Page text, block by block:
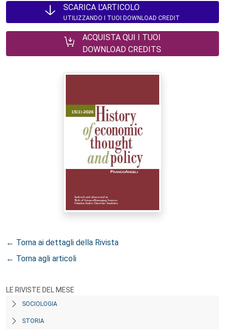
SCARICA L'ARTICOLO
UTILIZZANDO I TUOI DOWNLOAD CREDIT
ACQUISTA QUI I TUOI
DOWNLOAD CREDITS
← Torna ai dettagli della Rivista
← Torna agli articoli
LE RIVISTE DEL MESE
SOCIOLOGIA
STORIA